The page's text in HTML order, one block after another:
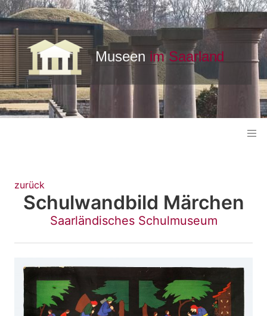
zurück
Schulwandbild Märchen
Saarländisches Schulmuseum